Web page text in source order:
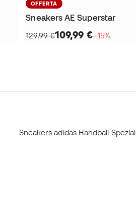
OFFERTA
Sneakers AE Superstar
129,99 €109,99 €−15%
Sneakers adidas Handball Spezial